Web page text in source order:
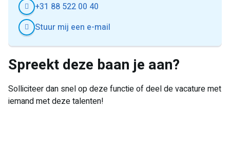
+31 88 522 00 40
Stuur mij een e-mail
Spreekt deze baan je aan?
Solliciteer dan snel op deze functie of deel de vacature met
iemand met deze talenten!